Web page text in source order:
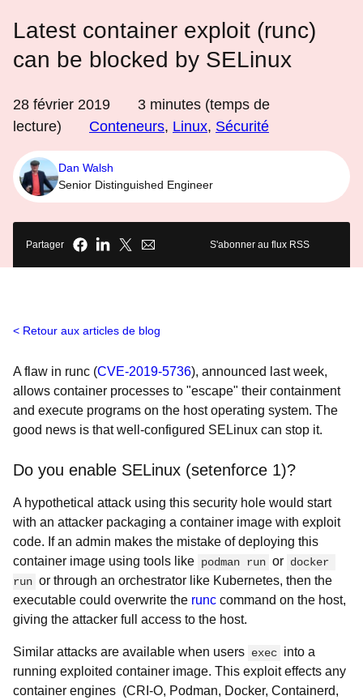
Latest container exploit (runc)
can be blocked by SELinux
28 février 2019 3 minutes (temps de
lecture)
Conteneurs, Linux, Sécurité
Dan Walsh
Senior Distinguished Engineer
Partager S'abonner au flux RSS
Retour aux articles de blog
A flaw in runc (CVE-2019-5736), announced last week,
allows container processes to "escape" their containment
and execute programs on the host operating system. The
good news is that well-configured SELinux can stop it.
Do you enable SELinux (setenforce 1)?
A hypothetical attack using this security hole would start
with an attacker packaging a container image with exploit
code. If an admin makes the mistake of deploying this
container image using tools like podman run or docker
run or through an orchestrator like Kubernetes, then the
executable could overwrite the runc command on the host,
giving the attacker full access to the host.
Similar attacks are available when users exec into a
running exploited container image. This exploit effects any
container engines (CRI-O, Podman, Docker, Containerd,